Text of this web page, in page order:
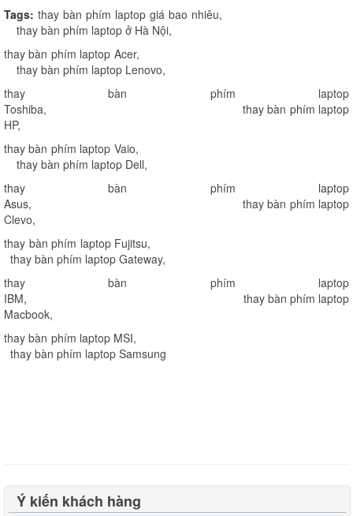
Tags: thay bàn phím laptop giá bao nhiêu,
thay bàn phím laptop ở Hà Nội,
thay bàn phím laptop Acer,
thay bàn phím laptop Lenovo,
thay bàn phím laptop
Toshiba,
thay bàn phím laptop
HP,
thay bàn phím laptop Vaio,
thay bàn phím laptop Dell,
thay bàn phím laptop
Asus,
thay bàn phím laptop
Clevo,
thay bàn phím laptop Fujitsu,
thay bàn phím laptop Gateway,
thay bàn phím laptop
IBM, thay bàn phím laptop
Macbook,
thay bàn phím laptop MSI,
thay bàn phím laptop Samsung
Ý kiến khách hàng